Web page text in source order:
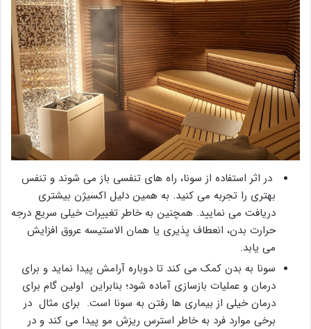
در اثر استفاده از سونا، راه های تنفسی باز می شوند و تنفس
بهتری را تجربه می کنید. به همین دلیل اکسیژن بیشتری
دریافت می نمایید. همچنین به خاطر تغییرات خیلی سریع درجه
حرارت بدن، انعطاف پذیری یا همان الاستیسه عروق افزایش
می یابد.
سونا به بدن کمک می کند تا دوباره آرامش پیدا نماید و برای
درمان و عملیات بازسازی آماده شود؛ بنابراین اولین گام برای
درمان خیلی از بیماری ها رفتن به سونا است. برای مثال در
برخی موارد فرد به خاطر استرس ریزش مو پیدا می کند و در